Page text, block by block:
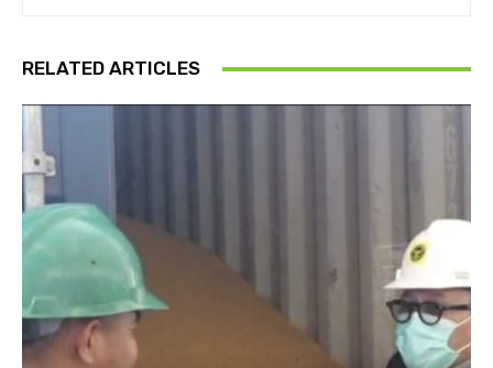
RELATED ARTICLES